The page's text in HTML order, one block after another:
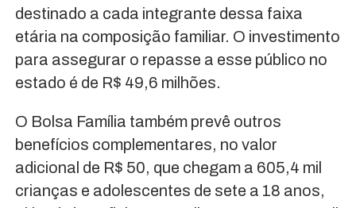
destinado a cada integrante dessa faixa
etária na composição familiar. O investimento
para assegurar o repasse a esse público no
estado é de R$ 49,6 milhões.
O Bolsa Família também prevê outros
benefícios complementares, no valor
adicional de R$ 50, que chegam a 605,4 mil
crianças e adolescentes de sete a 18 anos,